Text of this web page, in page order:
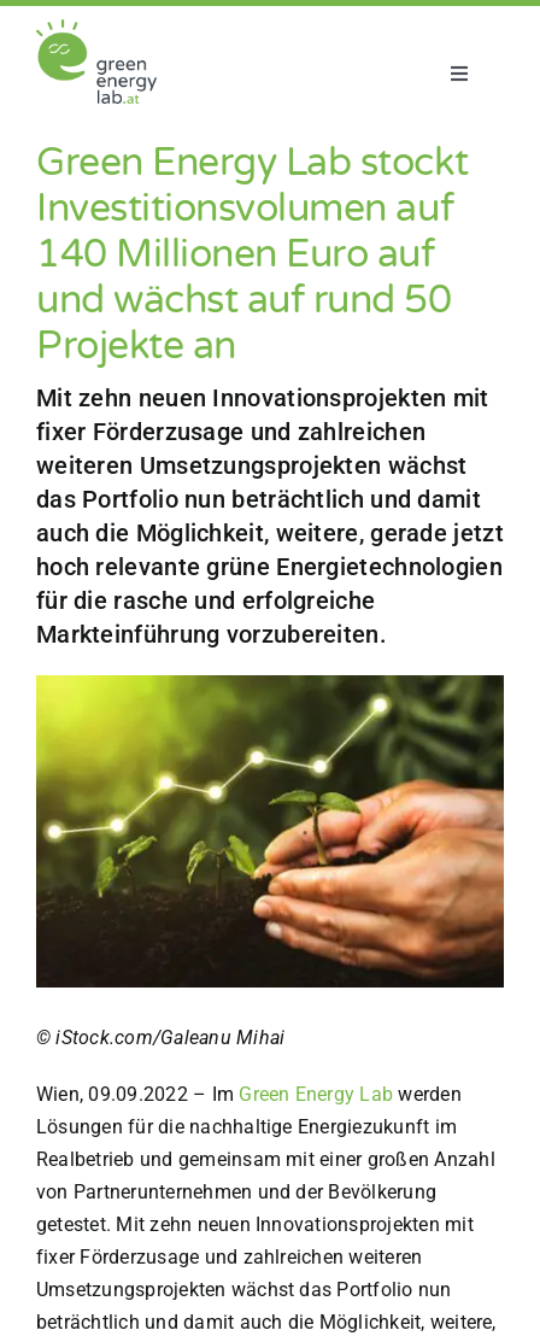
Inhalt
springen
Toggle
Projekte
Aktuelles
Netzwerk
Green Energy Lab stockt
Investitionsvolumen auf
140 Millionen Euro auf
und wächst auf rund 50
Projekte an
Mit zehn neuen Innovationsprojekten mit
fixer Förderzusage und zahlreichen
weiteren Umsetzungsprojekten wächst
das Portfolio nun beträchtlich und damit
auch die Möglichkeit, weitere, gerade jetzt
hoch relevante grüne Energietechnologien
für die rasche und erfolgreiche
Markteinführung vorzubereiten.
© iStock.com/Galeanu Mihai
Wien, 09.09.2022 – Im Green Energy Lab werden
Lösungen für die nachhaltige Energiezukunft im
Realbetrieb und gemeinsam mit einer großen Anzahl
von Partnerunternehmen und der Bevölkerung
getestet. Mit zehn neuen Innovationsprojekten mit
fixer Förderzusage und zahlreichen weiteren
Umsetzungsprojekten wächst das Portfolio nun
beträchtlich und damit auch die Möglichkeit, weitere,